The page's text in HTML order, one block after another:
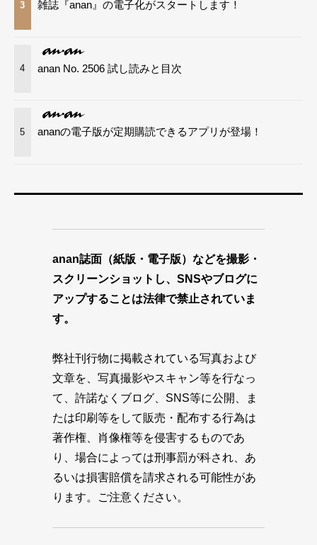
3 雑誌『anan』の電子化がスタートします！
4 anan No. 2506 試し読みと目次
5 ananの電子版が定期購読できるアプリが登場！
anan誌面（紙版・電子版）などを撮影・
スクリーンショットし、SNSやブログに
アップすることは法律で禁止されていま
す。
弊社刊行物に掲載されている写真および
文章を、写真撮影やスキャン等を行なっ
て、許諾なくブログ、SNS等に公開、ま
たは印刷等をして販売・配布する行為は
著作権、肖像権等を侵害するものであ
り、場合によっては刑事罰が科され、あ
るいは損害賠償を請求される可能性があ
ります。ご注意ください。